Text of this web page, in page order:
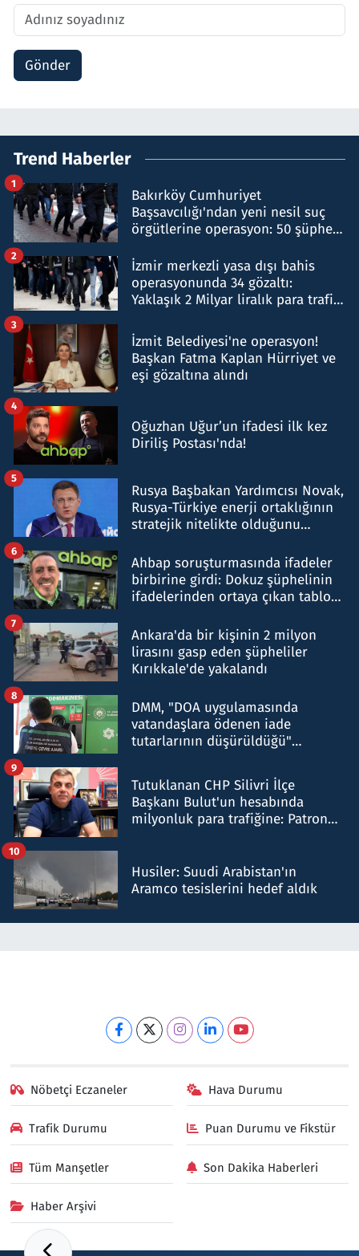
Gönder
Trend Haberler
Bakırköy Cumhuriyet
Başsavcılığı'ndan yeni nesil suç
örgütlerine operasyon: 50 şüpheli
1
İzmir merkezli yasa dışı bahis
operasyonunda 34 gözaltı:
Yaklaşık 2 Milyar liralık para trafiği
2
İzmit Belediyesi'ne operasyon!
Başkan Fatma Kaplan Hürriyet ve
eşi gözaltına alındı
3
Oğuzhan Uğur’un ifadesi ilk kez
Diriliş Postası'nda!
4
Rusya Başbakan Yardımcısı Novak,
Rusya-Türkiye enerji ortaklığının
stratejik nitelikte olduğunu
5
Ahbap soruşturmasında ifadeler
birbirine girdi: Dokuz şüphelinin
ifadelerinden ortaya çıkan tablo
6
Ankara'da bir kişinin 2 milyon
lirasını gasp eden şüpheliler
Kırıkkale'de yakalandı
7
DMM, "DOA uygulamasında
vatandaşlara ödenen iade
tutarlarının düşürüldüğü"
8
Tutuklanan CHP Silivri İlçe
Başkanı Bulut'un hesabında
milyonluk para trafiğine: Patron
9
Husiler: Suudi Arabistan'ın
Aramco tesislerini hedef aldık
10
Nöbetçi Eczaneler Hava Durumu
Trafik Durumu Puan Durumu ve Fikstür
Tüm Manşetler Son Dakika Haberleri
Haber Arşivi